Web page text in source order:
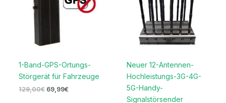
1-Band-GPS-Ortungs-
Störgerät für Fahrzeuge
129,00€ 69,99€
Neuer 12-Antennen-
Hochleistungs-3G-4G-
5G-Handy-
Signalstörsender